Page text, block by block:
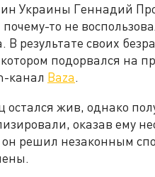
Украины Геннадий
почему-то не
В результате своих
подорвался на
канал Baza.
остался жив, однако
оказав ему
решил незаконным